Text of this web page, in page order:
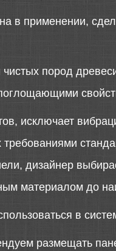
в применении,
пород
исключает
дизайнер
материалом до
в
размещать